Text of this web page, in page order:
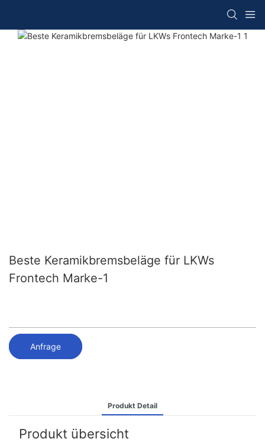
Beste Keramikbremsbeläge für LKWs
Frontech Marke-1
Anfrage
Produkt Detail
Produkt übersicht